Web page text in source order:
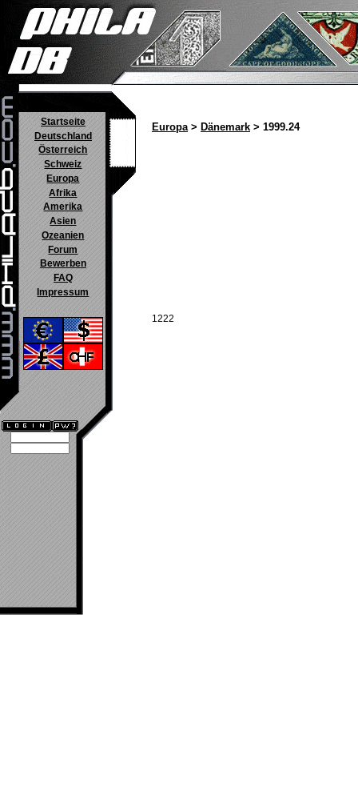
Startseite
Deutschland
Österreich
Schweiz
Europa
Afrika
Amerika
Asien
Ozeanien
Forum
Bewerben
FAQ
Impressum
Europa> Dänemark > 1999.24
1222